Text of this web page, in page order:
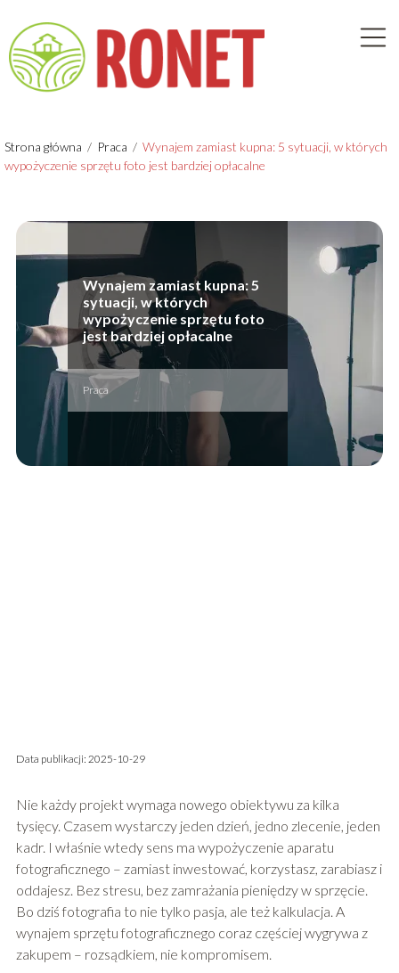
Strona główna / Praca / Wynajem zamiast kupna: 5 sytuacji, w których
wypożyczenie sprzętu foto jest bardziej opłacalne
Wynajem zamiast kupna: 5
sytuacji, w których
wypożyczenie sprzętu foto
jest bardziej opłacalne
Praca
Data publikacji: 2025-10-29
Nie każdy projekt wymaga nowego obiektywu za kilka
tysięcy. Czasem wystarczy jeden dzień, jedno zlecenie, jeden
kadr. I właśnie wtedy sens ma wypożyczenie aparatu
fotograficznego – zamiast inwestować, korzystasz, zarabiasz i
oddajesz. Bez stresu, bez zamrażania pieniędzy w sprzęcie.
Bo dziś fotografia to nie tylko pasja, ale też kalkulacja. A
wynajem sprzętu fotograficznego coraz częściej wygrywa z
zakupem – rozsądkiem, nie kompromisem.